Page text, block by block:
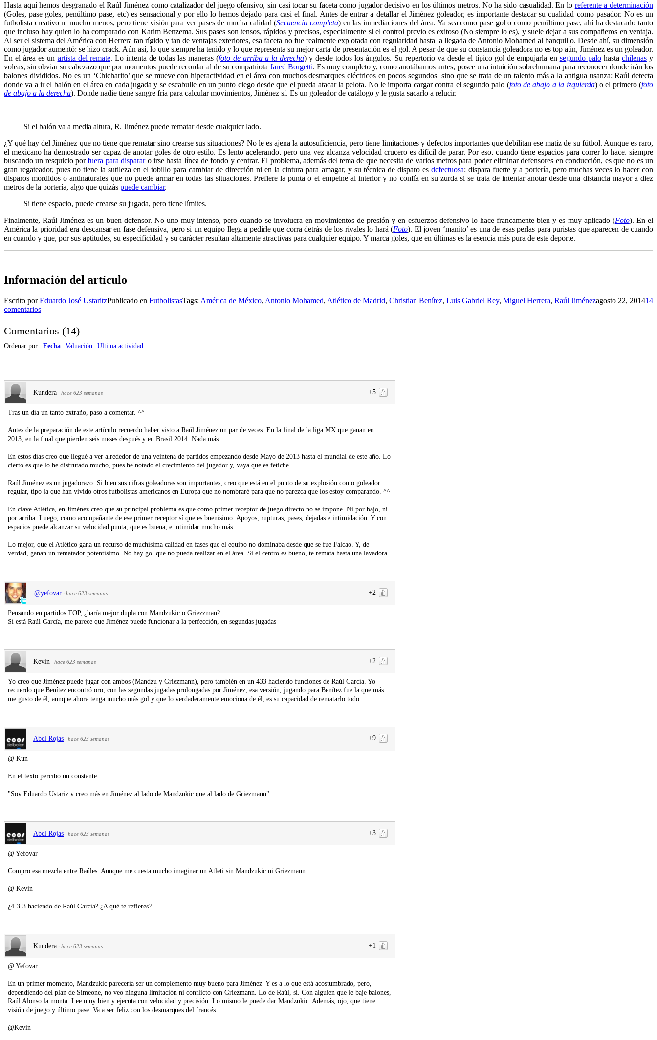
Hasta aquí hemos desgranado el Raúl Jiménez como catalizador del juego ofensivo, sin casi tocar su faceta como jugador decisivo en los últimos metros. No ha sido casualidad. En lo referente a determinación
(Goles, pase goles, penúltimo pase, etc) es sensacional y por ello lo hemos dejado para casi el final. Antes de entrar a detallar el Jiménez goleador, es importante destacar su cualidad como pasador. No es un
futbolista creativo ni mucho menos, pero tiene visión para ver pases de mucha calidad (Secuencia completa) en las inmediaciones del área. Ya sea como pase gol o como penúltimo pase, ahí ha destacado tanto
que incluso hay quien lo ha comparado con Karim Benzema. Sus pases son tensos, rápidos y precisos, especialmente si el control previo es exitoso (No siempre lo es), y suele dejar a sus compañeros en ventaja.
Al ser el sistema del América con Herrera tan rígido y tan de ventajas exteriores, esa faceta no fue realmente explotada con regularidad hasta la llegada de Antonio Mohamed al banquillo. Desde ahí, su dimensión
como jugador aumentó: se hizo crack. Aún así, lo que siempre ha tenido y lo que representa su mejor carta de presentación es el gol. A pesar de que su constancia goleadora no es top aún, Jiménez es un goleador.
En el área es un artista del remate. Lo intenta de todas las maneras (foto de arriba a la derecha) y desde todos los ángulos. Su repertorio va desde el típico gol de empujarla en segundo palohasta chilenasy
voleas, sin obviar su cabezazo que por momentos puede recordar al de su compatriota Jared Borgetti. Es muy completo y, como anotábamos antes, posee una intuición sobrehumana para reconocer donde irán los
balones divididos. No es un ‘Chicharito’ que se mueve con hiperactividad en el área con muchos desmarques eléctricos en pocos segundos, sino que se trata de un talento más a la antigua usanza: Raúl detecta
donde va a ir el balón en el área en cada jugada y se escabulle en un punto ciego desde que el pueda atacar la pelota. No le importa cargar contra el segundo palo (foto de abajo a la izquierda) o el primero (foto
de abajo a la derecha). Donde nadie tiene sangre fría para calcular movimientos, Jiménez sí. Es un goleador de catálogo y le gusta sacarlo a relucir.
Si el balón va a media altura, R. Jiménez puede rematar desde cualquier lado.
¿Y qué hay del Jiménez que no tiene que rematar sino crearse sus situaciones? No le es ajena la autosuficiencia, pero tiene limitaciones y defectos importantes que debilitan ese matiz de su fútbol. Aunque es raro,
el mexicano ha demostrado ser capaz de anotar goles de otro estilo. Es lento acelerando, pero una vez alcanza velocidad crucero es difícil de parar. Por eso, cuando tiene espacios para correr lo hace, siempre
buscando un resquicio porfuera para dispararo irse hasta línea de fondo y centrar. El problema, además del tema de que necesita de varios metros para poder eliminar defensores en conducción, es que no es un
gran regateador, pues no tiene la sutileza en el tobillo para cambiar de dirección ni en la cintura para amagar, y su técnica de disparo es defectuosa: dispara fuerte y a portería, pero muchas veces lo hacer con
disparos mordidos o antinaturales que no puede armar en todas las situaciones. Prefiere la punta o el empeine al interior y no confía en su zurda si se trata de intentar anotar desde una distancia mayor a diez
metros de la portería, algo que quizás puede cambiar.
Si tiene espacio, puede crearse su jugada, pero tiene límites.
Finalmente, Raúl Jiménez es un buen defensor. No uno muy intenso, pero cuando se involucra en movimientos de presión y en esfuerzos defensivo lo hace francamente bien y es muy aplicado (Foto). En el
América la prioridad era descansar en fase defensiva, pero si un equipo llega a pedirle que corra detrás de los rivales lo hará (Foto). El joven ‘manito’ es una de esas perlas para puristas que aparecen de cuando
en cuando y que, por sus aptitudes, su especificidad y su carácter resultan altamente atractivas para cualquier equipo. Y marca goles, que en últimas es la esencia más pura de este deporte.
Información del artículo
Escrito porEduardo José UstaritzPublicado en FutbolistasTags: América de México, Antonio Mohamed, Atlético de Madrid, Christian Benítez, Luis Gabriel Rey, Miguel Herrera, Raúl Jiménezagosto 22, 201414
comentarios
Comentarios (14)
Ordenar por: Fecha Valuación Ultima actividad
+5
Kundera · hace 623 semanas
Tras un día un tanto extraño, paso a comentar. ^^
Antes de la preparación de este artículo recuerdo haber visto a Raúl Jiménez un par de veces. En la final de la liga MX que ganan en
2013, en la final que pierden seis meses después y en Brasil 2014. Nada más.
En estos días creo que llegué a ver alrededor de una veintena de partidos empezando desde Mayo de 2013 hasta el mundial de este año. Lo
cierto es que lo he disfrutado mucho, pues he notado el crecimiento del jugador y, vaya que es fetiche.
Raúl Jiménez es un jugadorazo. Si bien sus cifras goleadoras son importantes, creo que está en el punto de su explosión como goleador
regular, tipo la que han vivido otros futbolistas americanos en Europa que no nombraré para que no parezca que los estoy comparando. ^^
En clave Atlética, en Jiménez creo que su principal problema es que como primer receptor de juego directo no se impone. Ni por bajo, ni
por arriba. Luego, como acompañante de ese primer receptor sí que es buenísimo. Apoyos, rupturas, pases, dejadas e intimidación. Y con
espacios puede alcanzar su velocidad punta, que es buena, e intimidar mucho más.
Lo mejor, que el Atlético gana un recurso de muchísima calidad en fases que el equipo no dominaba desde que se fue Falcao. Y, de
verdad, ganan un rematador potentísimo. No hay gol que no pueda realizar en el área. Si el centro es bueno, te remata hasta una lavadora.
+2
@yefovar · hace 623 semanas
Pensando en partidos TOP, ¿haría mejor dupla con Mandzukic o Griezzman?
Si está Raúl García, me parece que Jiménez puede funcionar a la perfección, en segundas jugadas
+2
Kevin · hace 623 semanas
Yo creo que Jiménez puede jugar con ambos (Mandzu y Griezmann), pero también en un 433 haciendo funciones de Raúl García. Yo
recuerdo que Benítez encontró oro, con las segundas jugadas prolongadas por Jiménez, esa versión, jugando para Benítez fue la que más
me gusto de él, aunque ahora tenga mucho más gol y que lo verdaderamente emociona de él, es su capacidad de rematarlo todo.
+9
Abel Rojas · hace 623 semanas
@ Kun
En el texto percibo un constante:
"Soy Eduardo Ustariz y creo más en Jiménez al lado de Mandzukic que al lado de Griezmann".
+3
Abel Rojas · hace 623 semanas
@ Yefovar
Compro esa mezcla entre Raúles. Aunque me cuesta mucho imaginar un Atleti sin Mandzukic ni Griezmann.
@ Kevin
¿4-3-3 haciendo de Raúl García? ¿A qué te refieres?
+1
Kundera · hace 623 semanas
@ Yefovar
En un primer momento, Mandzukic parecería ser un complemento muy bueno para Jiménez. Y es a lo que está acostumbrado, pero,
dependiendo del plan de Simeone, no veo ninguna limitación ni conflicto con Griezmann. Lo de Raúl, sí. Con alguien que le baje balones,
Raúl Alonso la monta. Lee muy bien y ejecuta con velocidad y precisión. Lo mismo le puede dar Mandzukic. Además, ojo, que tiene
visión de juego y último pase. Va a ser feliz con los desmarques del francés.
@Kevin